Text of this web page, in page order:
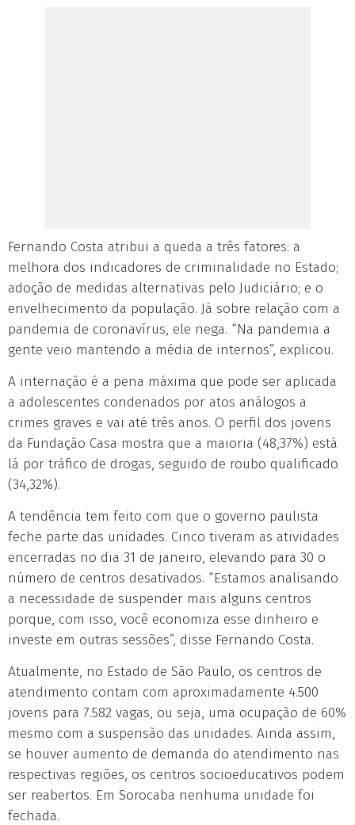
Fernando Costa atribui a queda a três fatores: a
melhora dos indicadores de criminalidade no Estado;
adoção de medidas alternativas pelo Judiciário; e o
envelhecimento da população. Já sobre relação com a
pandemia de coronavírus, ele nega. “Na pandemia a
gente veio mantendo a média de internos”, explicou.
A internação é a pena máxima que pode ser aplicada
a adolescentes condenados por atos análogos a
crimes graves e vai até três anos. O perfil dos jovens
da Fundação Casa mostra que a maioria (48,37%) está
lá por tráfico de drogas, seguido de roubo qualificado
(34,32%).
A tendência tem feito com que o governo paulista
feche parte das unidades. Cinco tiveram as atividades
encerradas no dia 31 de janeiro, elevando para 30 o
número de centros desativados. “Estamos analisando
a necessidade de suspender mais alguns centros
porque, com isso, você economiza esse dinheiro e
investe em outras sessões”, disse Fernando Costa.
Atualmente, no Estado de São Paulo, os centros de
atendimento contam com aproximadamente 4.500
jovens para 7.582 vagas, ou seja, uma ocupação de 60%
mesmo com a suspensão das unidades. Ainda assim,
se houver aumento de demanda do atendimento nas
respectivas regiões, os centros socioeducativos podem
ser reabertos. Em Sorocaba nenhuma unidade foi
fechada.